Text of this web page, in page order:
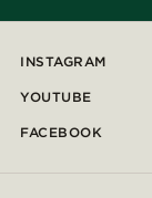
INSTAGRAM
YOUTUBE
FACEBOOK